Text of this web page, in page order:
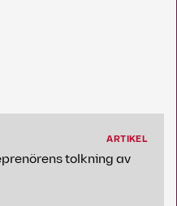
ARTIKEL
tolkning av